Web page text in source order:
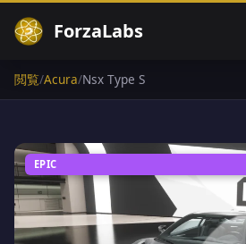
ForzaLabs
閲覧/Acura/Nsx Type S
EPIC